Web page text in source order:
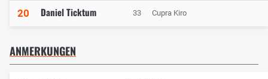
20 Daniel Ticktum 33 Cupra Kiro
ANMERKUNGEN